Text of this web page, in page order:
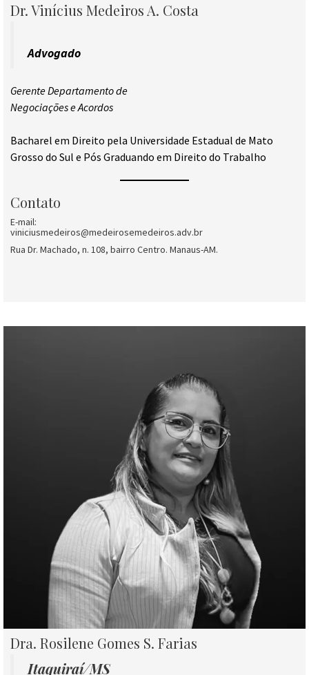
Dr. Vinícius Medeiros A. Costa
Advogado
Gerente Departamento de
Negociações e Acordos
Bacharel em Direito pela Universidade Estadual de Mato
Grosso do Sul e Pós Graduando em Direito do Trabalho
Contato
E-mail:
viniciusmedeiros@medeirosemedeiros.adv.br
Rua Dr. Machado, n. 108, bairro Centro. Manaus-AM.
Dra. Rosilene Gomes S. Farias
Itaquiraí/MS